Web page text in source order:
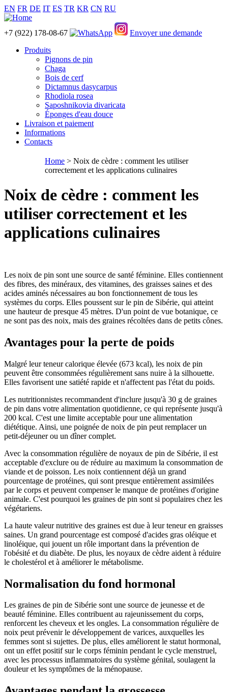
EN FR DE IT ES TR KR CN RU
+7 (922) 178-08-67
Envoyer une demande
Produits
Pignons de pin
Chaga
Bois de cerf
Dictamnus dasycarpus
Rhodiola rosea
Saposhnikovia divaricata
Éponges d'eau douce
Livraison et paiement
Informations
Contacts
Home > Noix de cèdre : comment les utiliser
correctement et les applications culinaires
Noix de cèdre : comment les
utiliser correctement et les
applications culinaires
Les noix de pin sont une source de santé féminine. Elles contiennent
des fibres, des minéraux, des vitamines, des graisses saines et des
acides aminés nécessaires au bon fonctionnement de tous les
systèmes du corps. Elles poussent sur le pin de Sibérie, qui atteint
une hauteur de presque 45 mètres. D'un point de vue botanique, ce
ne sont pas des noix, mais des graines récoltées dans de petits cônes.
Avantages pour la perte de poids
Malgré leur teneur calorique élevée (673 kcal), les noix de pin
peuvent être consommées régulièrement sans nuire à la silhouette.
Elles favorisent une satiété rapide et n'affectent pas l'état du poids.
Les nutritionnistes recommandent d'inclure jusqu'à 30 g de graines
de pin dans votre alimentation quotidienne, ce qui représente jusqu'à
200 kcal. C'est une limite acceptable pour une alimentation
diététique. Ainsi, une poignée de noix de pin peut remplacer un
petit-déjeuner ou un dîner complet.
Avec la consommation régulière de noyaux de pin de Sibérie, il est
acceptable d'exclure ou de réduire au maximum la consommation de
viande et de poisson. Les noix contiennent déjà un grand
pourcentage de protéines, qui sont presque entièrement assimilées
par le corps et peuvent compenser le manque de protéines d'origine
animale. C'est pourquoi les graines de pin sont si populaires chez les
végétariens.
La haute valeur nutritive des graines est due à leur teneur en graisses
saines. Un grand pourcentage est composé d'acides gras oléique et
linoléique, qui jouent un rôle important dans la prévention de
l'obésité et du diabète. De plus, les noyaux de cèdre aident à réduire
le cholestérol et à améliorer le métabolisme.
Normalisation du fond hormonal
Les graines de pin de Sibérie sont une source de jeunesse et de
beauté féminine. Elles contribuent au rajeunissement du corps,
renforcent les cheveux et les ongles. La consommation régulière de
noix peut prévenir le développement de varices, auxquelles les
femmes sont si sujettes. De plus, elles améliorent le statut hormonal,
ont un effet positif sur le corps féminin pendant le cycle menstruel,
avec les processus inflammatoires du système génital, soulagent la
douleur et les symptômes de la ménopause.